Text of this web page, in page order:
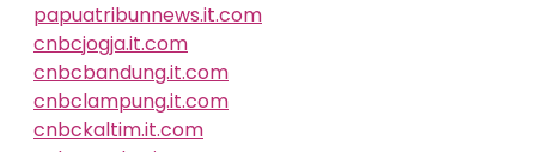
papuatribunnews.it.com
cnbcjogja.it.com
cnbcbandung.it.com
cnbclampung.it.com
cnbckaltim.it.com